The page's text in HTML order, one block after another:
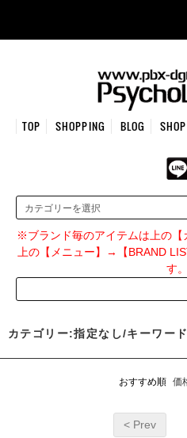
TOP SHOPPING BLOG
※ブランド毎のアイテムは上の
上の【メニュー】→【BRAND
す。
カテゴリー:指定なし/キーワー
おすすめ順 価
< Prev